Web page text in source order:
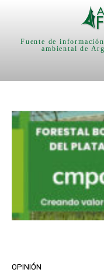
Fuente de
ambiental de
OPINIÓN